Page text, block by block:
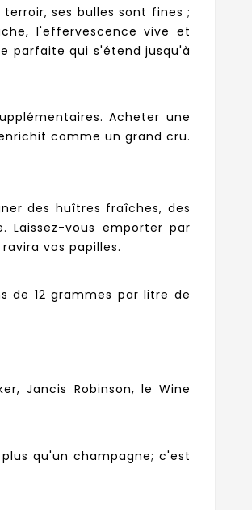
ses bulles sont fines ;
l'effervescence vive et
parfaite qui s'étend jusqu'à
Acheter une
comme un grand cru.
des huîtres fraîches, des
Laissez-vous emporter par
vos papilles.
de 12 grammes par litre de
Jancis Robinson, le Wine
qu'un champagne; c'est